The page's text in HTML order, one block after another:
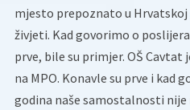
mjesto prepoznato u Hrvatskoj
živjeti. Kad govorimo o
prve, bile su primjer. OŠ Cavtat
na MPO. Konavle su prve i kad
godina naše samostalnosti nije